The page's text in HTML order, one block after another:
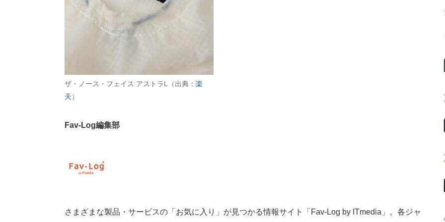
ザ・ノース・フェイス アストラL（出典： 楽
天）
Fav-Log編集部
さまざまな製品・サービスの「お気に入り」が見つかる情報サイト「Fav-Log by ITmedia」。各ジャ